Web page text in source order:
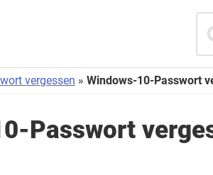
vergessen Windows-10-Passwort
Passwort